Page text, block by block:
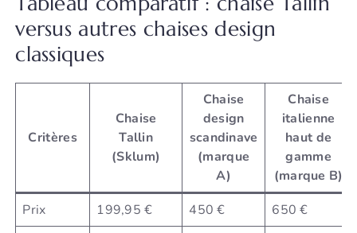
versus autres chaises design
classiques
Critères
Chaise
Tallin
(Sklum)
Chaise
design
scandinave
(marque
A)
Chaise
italienne
haut de
gamme
(marque B)
Prix
199,95 € 450 € 650 €